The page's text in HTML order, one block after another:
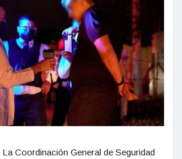
La Coordinación General de Seguridad